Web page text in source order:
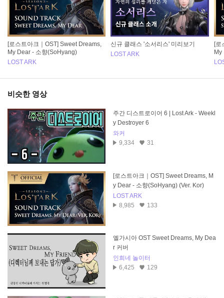
[로스트아크｜OST] Sweet Dreams,
My Dear - 소향(SoHyang)
LOST ARK
신규 클래스 '소서리스' 미리보기
LOST ARK
[로
My
비슷한 영상
주간 디스트로이어 6 | Lost Ark - Weekl
y Destroyer 6
와커
9,334
31
[로스트아크｜OST] Sweet Dreams, M
y Dear - 소향(SoHyang) (Ver. Kor)
LOST ARK
8,985
133
엘가시아 OST Sweet Dreams, My Dea
r 커버
인희네 놀이터
6,425
129